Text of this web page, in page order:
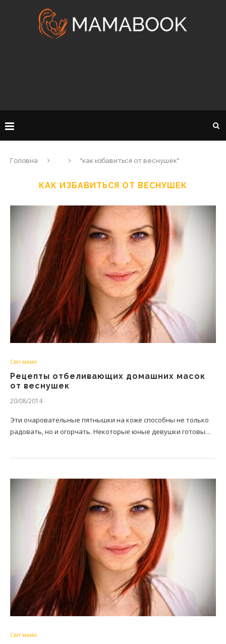
Головна "как избавиться от веснушек"
КАК ИЗБАВИТЬСЯ ОТ ВЕСНУШЕК
Світ мами
Рецепты отбеливающих домашних масок
от веснушек
20/08/2014
Эти очаровательные пятнышки на коже способны не только
радовать, но и огорчать. Некоторые юные девушки готовы…
Світ мами